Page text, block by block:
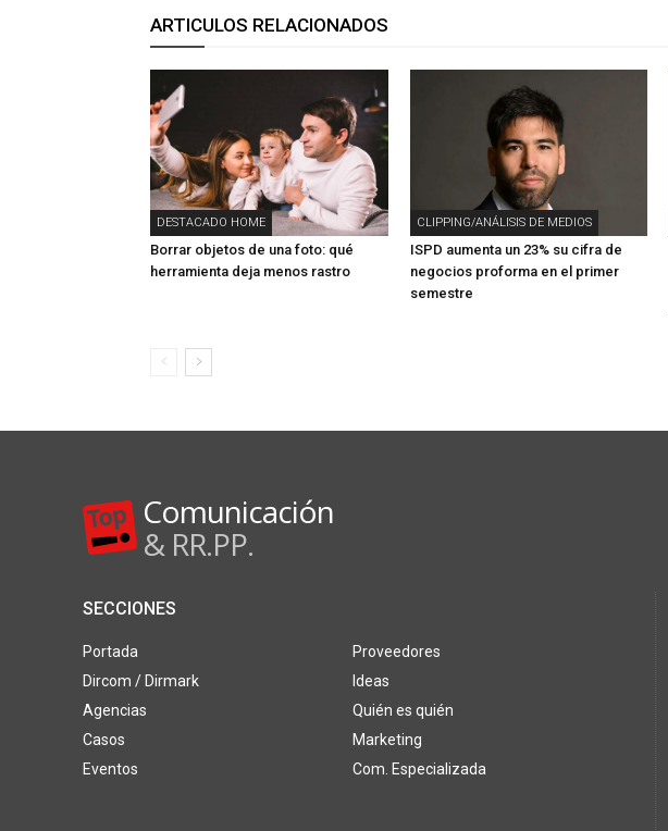
ARTICULOS RELACIONADOS
DESTACADO HOME
Borrar objetos de una foto: qué
herramienta deja menos rastro
CLIPPING/ANÁLISIS DE MEDIOS
ISPD aumenta un 23% su cifra de
negocios proforma en el primer
semestre
Comunicación
& RR.PP.
SECCIONES
Portada
Dircom / Dirmark
Agencias
Casos
Eventos
Proveedores
Ideas
Quién es quién
Marketing
Com. Especializada